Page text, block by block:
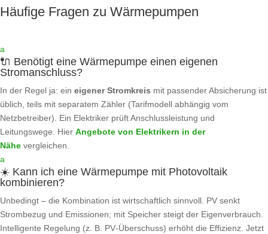
Häufige Fragen zu Wärmepumpen
a
🔌 Benötigt eine Wärmepumpe einen eigenen
Stromanschluss?
In der Regel ja: ein eigener Stromkreis mit passender Absicherung ist
üblich, teils mit separatem Zähler (Tarifmodell abhängig vom
Netzbetreiber). Ein Elektriker prüft Anschlussleistung und
Leitungswege. Hier Angebote von Elektrikern in der
Nähe vergleichen.
a
☀️ Kann ich eine Wärmepumpe mit Photovoltaik
kombinieren?
Unbedingt – die Kombination ist wirtschaftlich sinnvoll. PV senkt
Strombezug und Emissionen; mit Speicher steigt der Eigenverbrauch.
Intelligente Regelung (z. B. PV‑Überschuss) erhöht die Effizienz. Jetzt